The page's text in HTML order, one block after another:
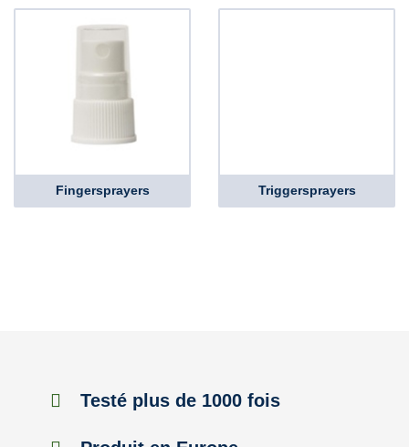
Fingersprayers Triggersprayers
Testé plus de 1000 fois